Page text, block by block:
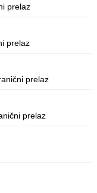
prelaz
prelaz
prelaz
prelaz